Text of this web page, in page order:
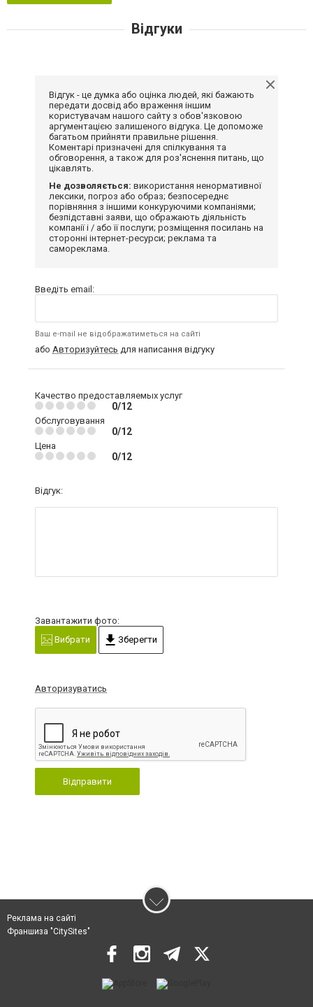
Відгуки
Відгук - це думка або оцінка людей, які бажають
передати досвід або враження іншим
користувачам нашого сайту з обов'язковою
аргументацією залишеного відгука. Це допоможе
багатьом прийняти правильне рішення.
Коментарі призначені для спілкування та
обговорення, а також для роз'яснення питань, що
цікавлять.
Не дозволяється: використання ненормативної
лексики, погроз або образ; безпосереднє
порівняння з іншими конкуруючими компаніями;
безпідставні заяви, що ображають діяльність
компанії і / або її послуги; розміщення посилань на
сторонні інтернет-ресурси; реклама та
самореклама.
Введіть email:
Ваш e-mail не відображатиметься на сайті
або Авторизуйтесь для написання відгуку
Качество предоставляемых услуг
0/12
Обслуговування
0/12
Цена
0/12
Відгук:
Завантажити фото:
Вибрати
Зберегти
Авторизуватись
Відправити
Реклама на сайті
Франшиза "CitySites"